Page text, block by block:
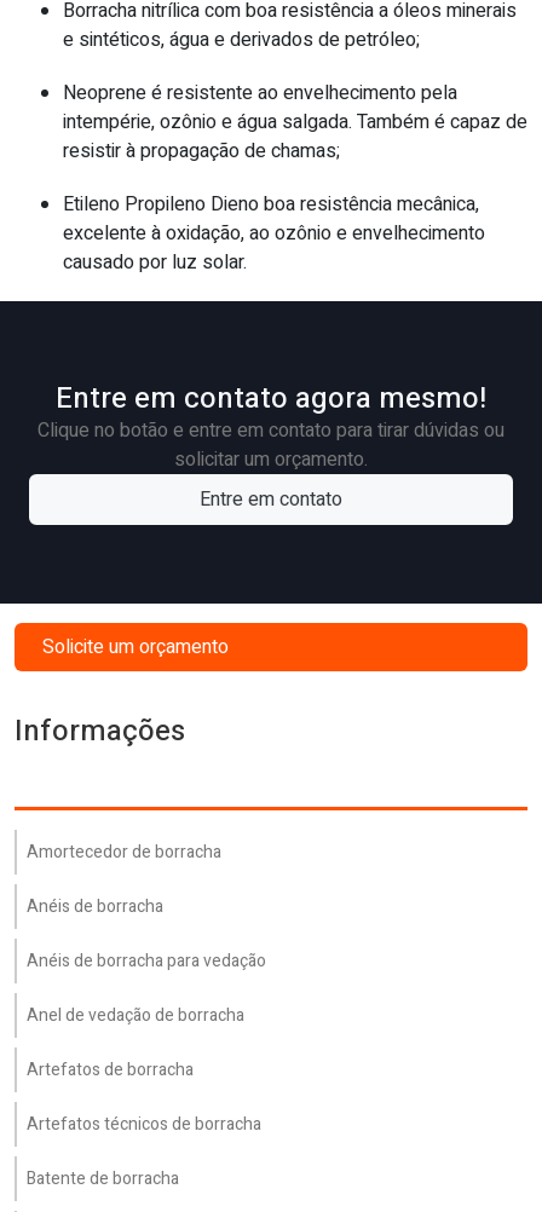
Borracha nitrílica com boa resistência a óleos minerais
e sintéticos, água e derivados de petróleo;
Neoprene é resistente ao envelhecimento pela
intempérie, ozônio e água salgada. Também é capaz de
resistir à propagação de chamas;
Etileno Propileno Dieno boa resistência mecânica,
excelente à oxidação, ao ozônio e envelhecimento
causado por luz solar.
Entre em contato agora mesmo!
Clique no botão e entre em contato para tirar dúvidas ou
solicitar um orçamento.
Entre em contato
Solicite um orçamento
Informações
Amortecedor de borracha
Anéis de borracha
Anéis de borracha para vedação
Anel de vedação de borracha
Artefatos de borracha
Artefatos técnicos de borracha
Batente de borracha